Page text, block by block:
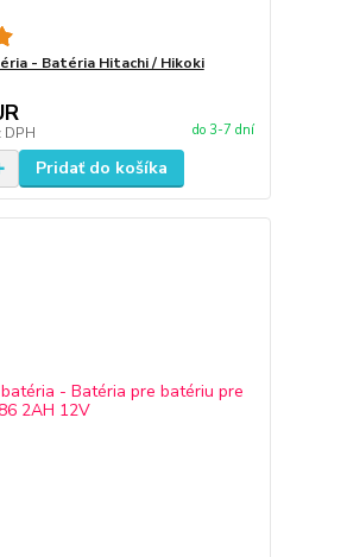
- Batéria Hitachi / Hikoki
DPH do 3-7 dní
Pridať do košíka